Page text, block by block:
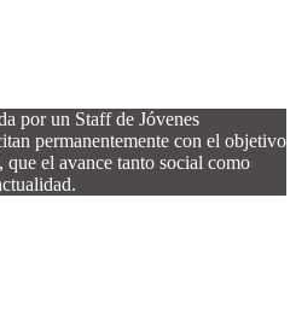
por un Staff de Jóvenes
permanentemente con el objetivo
que el avance tanto social como